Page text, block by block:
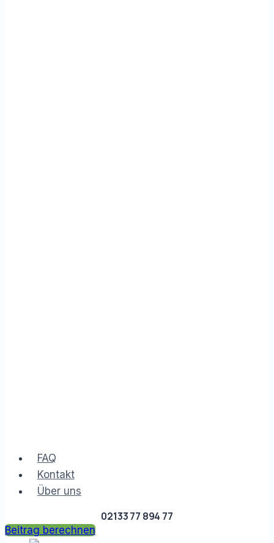
FAQ
Kontakt
Über uns
02133 77 894 77
Beitrag berechnen